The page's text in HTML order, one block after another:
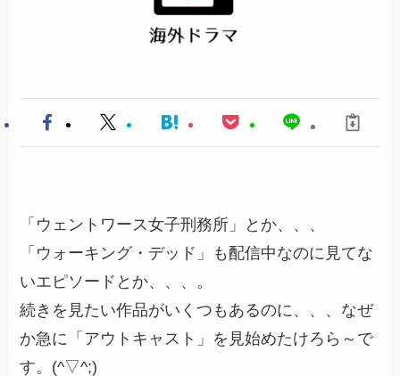
「ウェントワース女子刑務所」とか、、、
「ウォーキング・デッド」も配信中なのに見てな
いエピソードとか、、、。
続きを見たい作品がいくつもあるのに、、、なぜ
か急に「アウトキャスト」を見始めたけろら～で
す。(^▽^;)